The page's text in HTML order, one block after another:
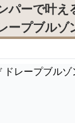
パーで叶え
ープブルゾ